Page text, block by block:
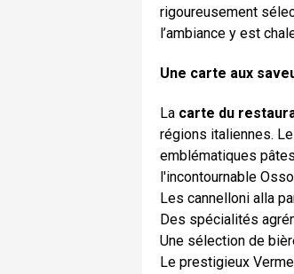
rigoureusement
l’ambiance y est
Une carte aux
La carte du
régions italiennes.
emblématiques
l'incontournable
Les cannelloni alla
Des spécialités
Une sélection de
Le prestigieux